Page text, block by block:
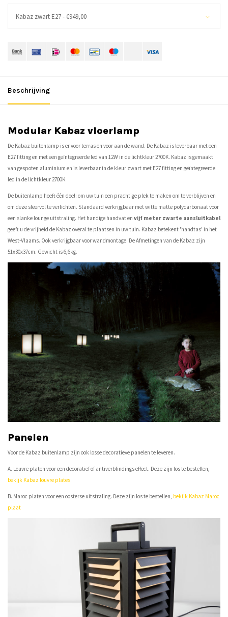
Kabaz zwart E27 - €949,00
Beschrijving
Modular Kabaz vloerlamp
De Kabaz buitenlamp is er voor terras en voor aan de wand. De Kabaz is leverbaar met een
E27 fitting en met een geïntegreerde led van 12W in de lichtkleur 2700K. Kabaz is gemaakt
van gespoten aluminium en is leverbaar in de kleur zwart met E27 fitting en geïntegreerde
led in de lichtkleur 2700K
De buitenlamp heeft één doel: om uw tuin een prachtige plek te maken om te verblijven en
om deze sfeervol te verlichten. Standaard verkrijgbaar met witte matte polycarbonaat voor
een slanke lounge uitstraling. Het handige handvat en vijf meter zwarte aansluitkabel
geeft u de vrijheid de Kabaz overal te plaatsen in uw tuin. Kabaz betekent 'handtas' in het
West-Vlaams. Ook verkrijgbaar voor wandmontage. De Afmetingen van de Kabaz zijn
51x30x37cm. Gewicht is 6,6kg.
Panelen
Voor de Kabaz buitenlamp zijn ook losse decoratieve panelen te leveren.
A. Louvre platen voor een decoratief of antiverblindings effect. Deze zijn los te bestellen,
bekijk Kabaz louvre plates.
B. Maroc platen voor een oosterse uitstraling. Deze zijn los te bestellen, bekijk Kabaz Maroc
plaat